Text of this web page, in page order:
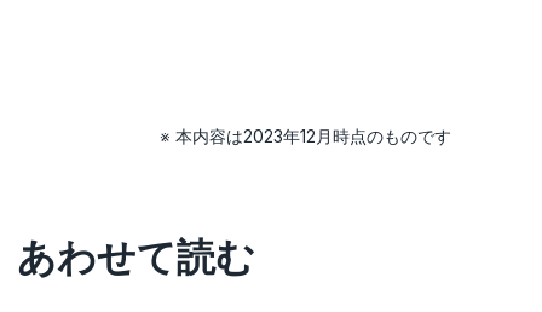
※ 本内容は2023年12月時点のものです
あわせて読む